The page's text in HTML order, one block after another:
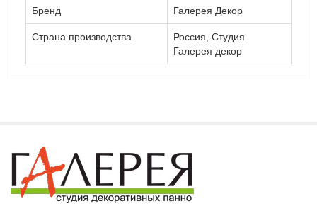
Бренд Галерея Декор
Страна производства
Россия, Студия
Галерея декор